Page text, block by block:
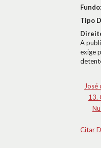
Fundo:
Tipo
A
exige
José
13.
Citar